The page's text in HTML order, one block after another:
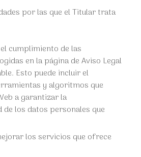
por las que el Titular trata
cumplimiento de las
en la página de Aviso Legal
Esto puede incluir el
y algoritmos que
a garantizar la
los datos personales que
los servicios que ofrece